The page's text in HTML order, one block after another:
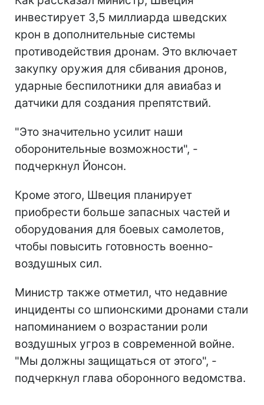
инвестирует 3,5 миллиарда шведских
крон в дополнительные системы
противодействия дронам. Это включает
закупку оружия для сбивания дронов,
ударные беспилотники для авиабаз и
датчики для создания препятствий.
"Это значительно усилит наши
оборонительные возможности", -
подчеркнул Йонсон.
Кроме этого, Швеция планирует
приобрести больше запасных частей и
оборудования для боевых самолетов,
чтобы повысить готовность военно-
воздушных сил.
Министр также отметил, что недавние
инциденты со шпионскими дронами стали
напоминанием о возрастании роли
воздушных угроз в современной войне.
"Мы должны защищаться от этого", -
подчеркнул глава оборонного ведомства.